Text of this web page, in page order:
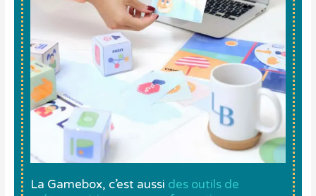
La Gamebox, c’est aussi des outils de